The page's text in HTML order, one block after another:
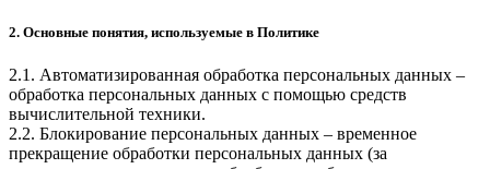
2. Основные понятия, используемые в Политике
2.1. Автоматизированная обработка персональных данных –
обработка персональных данных с помощью средств
вычислительной техники.
2.2. Блокирование персональных данных – временное
прекращение обработки персональных данных (за